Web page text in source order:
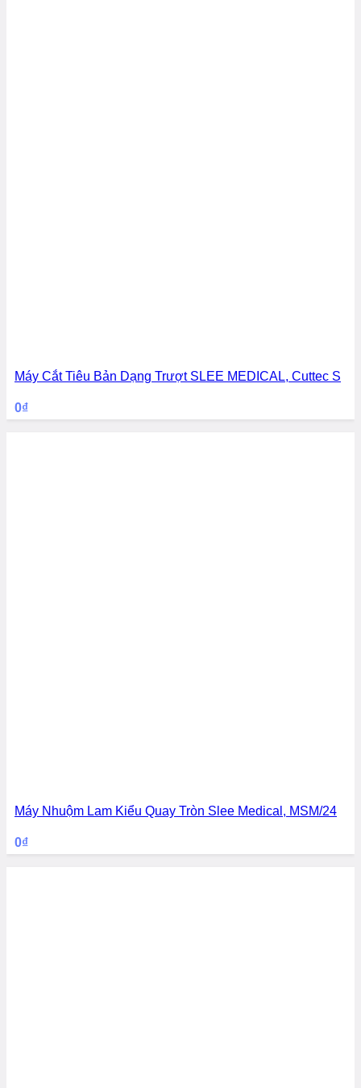
Máy Cắt Tiêu Bản Dạng Trượt SLEE MEDICAL, Cuttec S
0₫
Máy Nhuộm Lam Kiểu Quay Tròn Slee Medical, MSM/24
0₫